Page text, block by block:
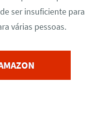
ser insuficiente para
várias pessoas.